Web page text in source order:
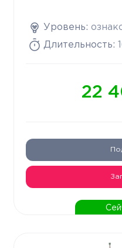
Уровень:
Длительность:
22